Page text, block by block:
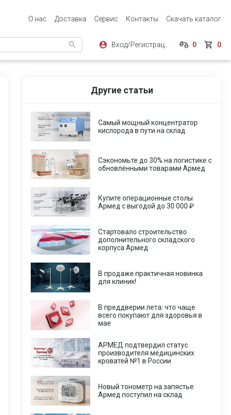
О нас Доставка Сервис Контакты Скачать каталог
0 0
Другие статьи
Самый мощный концентратор
кислорода в пути на склад
Сэкономьте до 30% на логистике с
обновлёнными товарами Армед
Купите операционные столы
Армед с выгодой до 30 000 ₽
Стартовало строительство
дополнительного складского
корпуса Армед
В продаже практичная новинка
для клиник!
В преддверии лета: что чаще
всего покупают для здоровья в
мае
АРМЕД подтвердил статус
производителя медицинских
кроватей №1 в России
Новый тонометр на запястье
Армед поступил на склад